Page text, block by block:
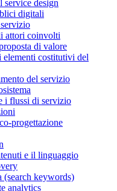
service design
digitali
attori coinvolti
di valore
elementi costitutivi del
del servizio
i flussi di servizio
progettazione
e il linguaggio
(search keywords)
analytics